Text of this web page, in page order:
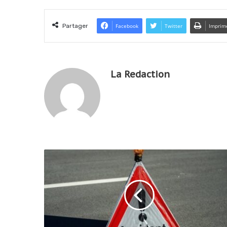
Partager Facebook Twitter
La Redaction